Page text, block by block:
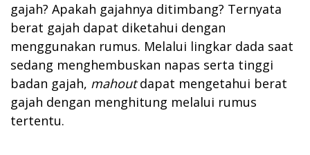
gajah? Apakah gajahnya ditimbang? Ternyata
berat gajah dapat diketahui dengan
menggunakan rumus. Melalui lingkar dada saat
sedang menghembuskan napas serta tinggi
badan gajah, mahoutdapat mengetahui berat
gajah dengan menghitung melalui rumus
tertentu.